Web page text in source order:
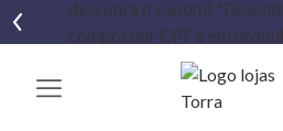
fechar menu
fechar menu
favoritos